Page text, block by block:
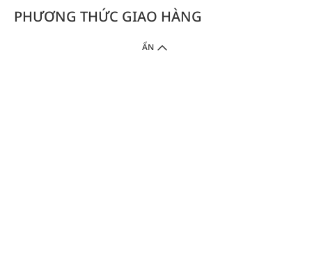
PHƯƠNG THỨC GIAO HÀNG
ẨN